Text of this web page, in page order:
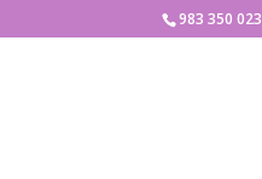
983 350 023